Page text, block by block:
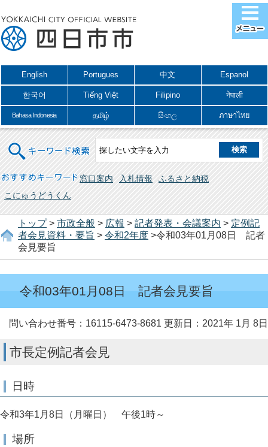
English Portugues 中文 Espanol
한국어 Tiếng Việt Filipino नेपाली
Bahasa Indonesia தமிழ் සිංහල ภาษาไทย
キーワード検索
おすすめキーワード 窓口案内 入札情報
ふるさと納税
こにゅうどうくん
トップ> 市政全般 > 広報 > 記者発表・会議案内 > 定例記
者会見資料・要旨 > 令和2年度 >令和03年01月08日 記者
会見要旨
令和03年01月08日 記者会見要旨
問い合わせ番号：16115-6473-8681 更新日：2021年 1月 8日
市長定例記者会見
日時
令和3年1月8日（月曜日） 午後1時～
場所